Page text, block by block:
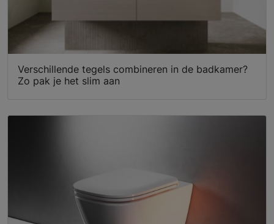
Verschillende tegels combineren in de badkamer?
Zo pak je het slim aan